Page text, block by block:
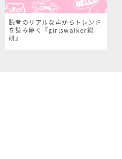
読者のリアルな声からトレンド
を読み解く『girlswalker総
研』